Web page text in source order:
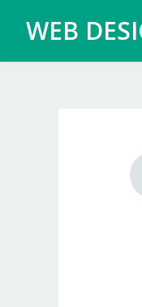
テ
WEB